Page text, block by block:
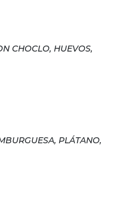
CHOCLO, HUEVOS,
PLÁTANO,